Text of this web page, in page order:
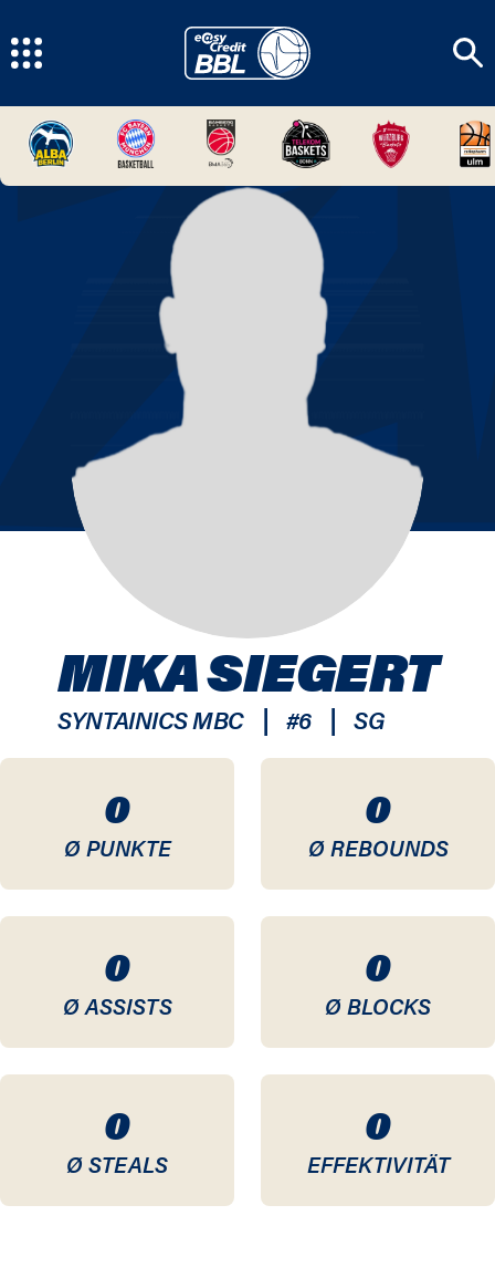
0
Ø PUNKTE
0
Ø REBOUNDS
0
Ø ASSISTS
0
Ø BLOCKS
0
Ø STEALS
0
EFFEKTIVITÄT
MIKA SIEGERT
SYNTAINICS MBC | #6 | SG